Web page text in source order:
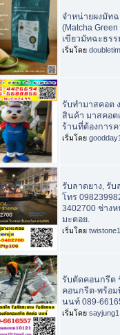
จำหน่ายผงมัท
(Matcha Green
เขียวมัทฉะธร
เริ่มโดย
รับทำมาสคอต
สินค้า มาสคอต
ร้านที่ต้องการ
เริ่มโดย
รับลาดยาง, รับ
โทร
3402700 ช่าง
มะตอย.
เริ่มโดย twistone1
รับตัดคอนกรีต
คอนกรีต-พร้อ
นนท์ 089-
เริ่มโดย sayjung1